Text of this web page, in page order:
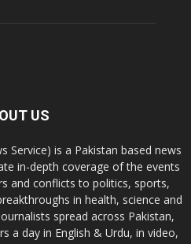
US
Service) is a Pakistan based news
in-depth coverage of the events
and conflicts to politics, sports,
in health, science and
spread across Pakistan,
a day in English & Urdu, in video,